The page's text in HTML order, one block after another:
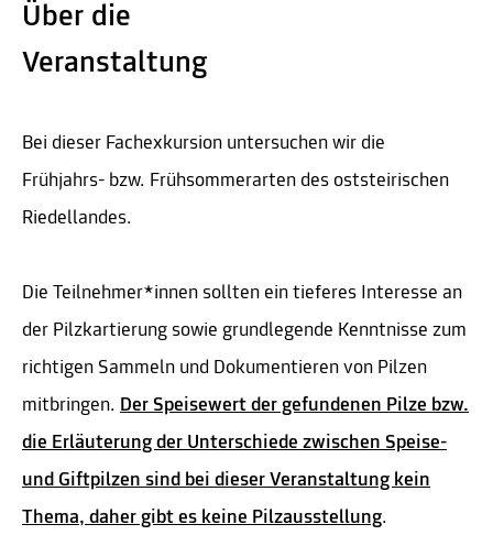
Über die
Veranstaltung
Bei dieser Fachexkursion untersuchen wir die
Frühjahrs- bzw. Frühsommerarten des oststeirischen
Riedellandes.
Die Teilnehmer*innen sollten ein tieferes Interesse an
der Pilzkartierung sowie grundlegende Kenntnisse zum
richtigen Sammeln und Dokumentieren von Pilzen
mitbringen. Der Speisewert der gefundenen Pilze bzw.
die Erläuterung der Unterschiede zwischen Speise-
und Giftpilzen sind bei dieser Veranstaltung kein
Thema, daher gibt es keine Pilzausstellung.